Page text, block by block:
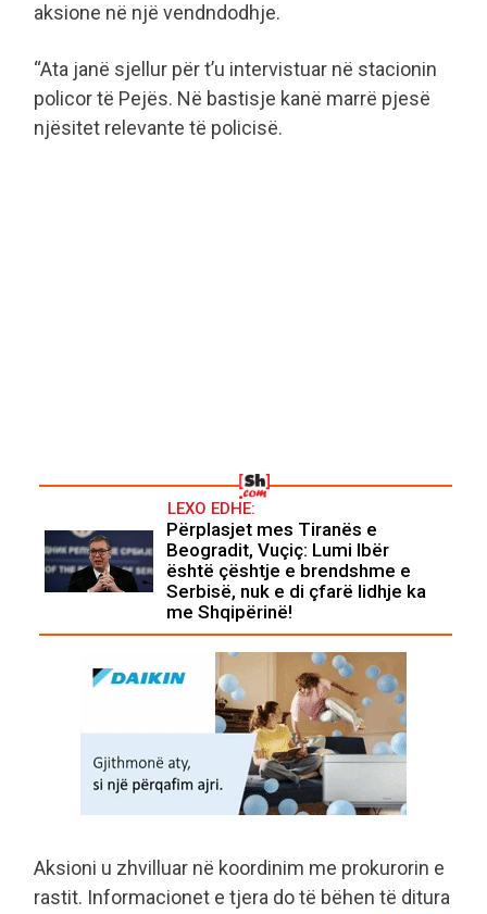
aksione në një vendndodhje.
“Ata janë sjellur për t’u intervistuar në stacionin
policor të Pejës. Në bastisje kanë marrë pjesë
njësitet relevante të policisë.
LEXO EDHE:
Përplasjet mes Tiranës e
Beogradit, Vuçiç: Lumi Ibër
është çështje e brendshme e
Serbisë, nuk e di çfarë lidhje ka
me Shqipërinë!
Aksioni u zhvilluar në koordinim me prokurorin e
rastit. Informacionet e tjera do të bëhen të ditura